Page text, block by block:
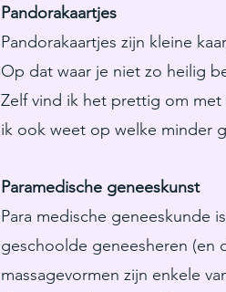
Pandorakaartjes
Pandorakaartjes zijn kleine
Op dat waar je niet zo heilig
Zelf vind ik het prettig om met
ik ook weet op welke minder
Paramedische geneeskunst
Para medische geneeskunde
geschoolde geneesheren (en
massagevormen zijn enkele